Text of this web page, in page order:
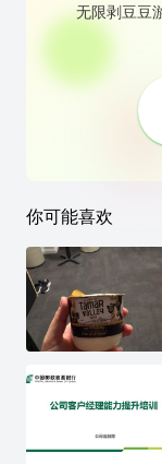
无限剥豆豆
你可能喜欢